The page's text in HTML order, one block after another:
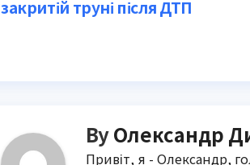
navigation
закритій труні після ДТП
ByОлександр
Привіт, я - Олександр,